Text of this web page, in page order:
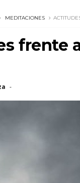
MEDITACIONES
frente